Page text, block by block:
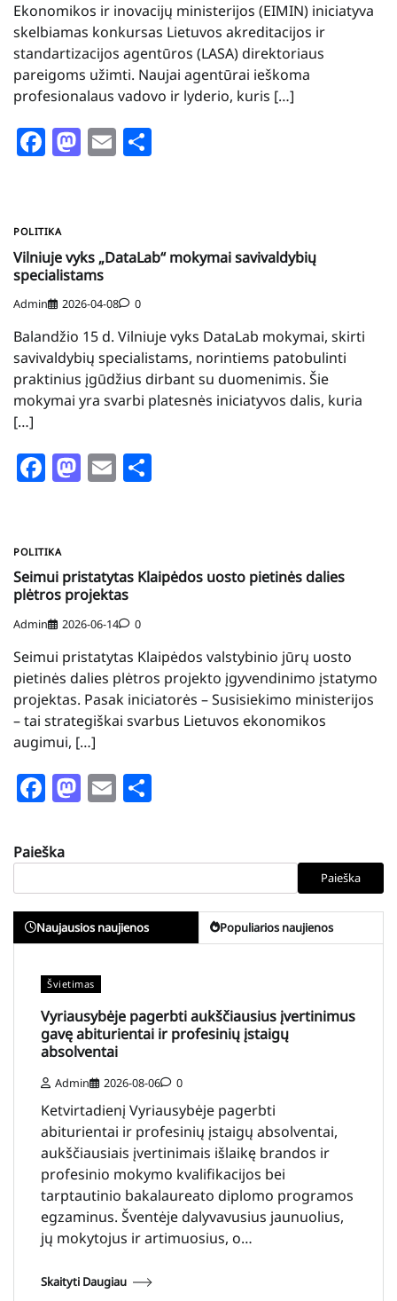
Ekonomikos ir inovacijų ministerijos (EIMIN) iniciatyva
skelbiamas konkursas Lietuvos akreditacijos ir
standartizacijos agentūros (LASA) direktoriaus
pareigoms užimti. Naujai agentūrai ieškoma
profesionalaus vadovo ir lyderio, kuris […]
Facebook
Mastodon
Email
POLITIKA
Vilniuje vyks „DataLab“ mokymai savivaldybių
specialistams
Admin 2026-04-08 0
Balandžio 15 d. Vilniuje vyks DataLab mokymai, skirti
savivaldybių specialistams, norintiems patobulinti
praktinius įgūdžius dirbant su duomenimis. Šie
mokymai yra svarbi platesnės iniciatyvos dalis, kuria
[…]
Facebook
Mastodon
Email
POLITIKA
Seimui pristatytas Klaipėdos uosto pietinės dalies
plėtros projektas
Admin 2026-06-14 0
Seimui pristatytas Klaipėdos valstybinio jūrų uosto
pietinės dalies plėtros projekto įgyvendinimo įstatymo
projektas. Pasak iniciatorės – Susisiekimo ministerijos
– tai strategiškai svarbus Lietuvos ekonomikos
augimui, […]
Facebook
Mastodon
Email
Paieška
Paieška
Naujausios naujienos Populiarios naujienos
Švietimas
Vyriausybėje pagerbti aukščiausius įvertinimus
gavę abiturientai ir profesinių įstaigų
absolventai
Admin 2026-08-06 0
Ketvirtadienį Vyriausybėje pagerbti
abiturientai ir profesinių įstaigų absolventai,
aukščiausiais įvertinimais išlaikę brandos ir
profesinio mokymo kvalifikacijos bei
tarptautinio bakalaureato diplomo programos
egzaminus. Šventėje dalyvavusius jaunuolius,
jų mokytojus ir artimuosius, o…
Skaityti Daugiau